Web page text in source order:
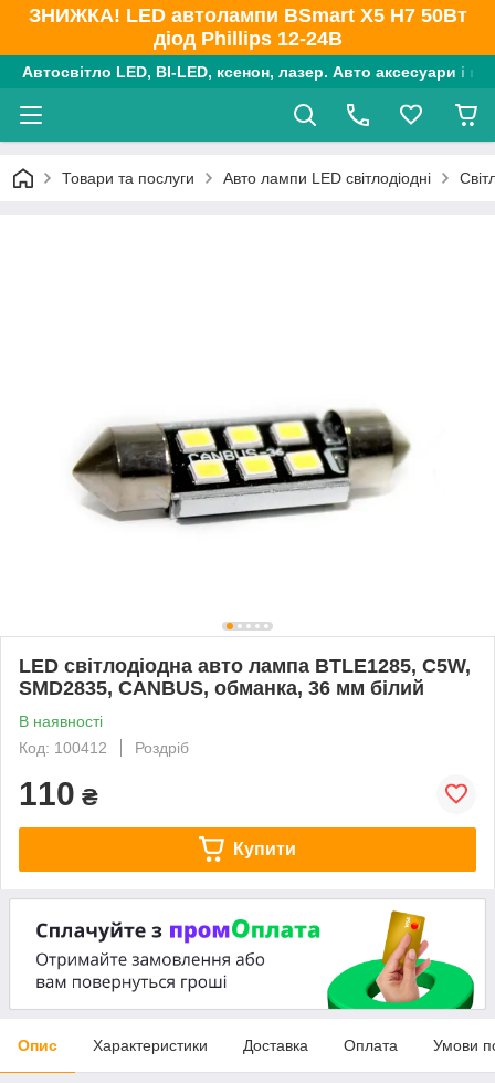
ЗНИЖКА! LED автолампи BSmart X5 H7 50Вт
діод Phillips 12-24В
Автосвітло LED, BI-LED, ксенон, лазер. Авто аксесуари і
Товари та послуги Авто лампи LED світлодіодні
LED світлодіодна авто лампа BTLE1285, C5W,
SMD2835, CANBUS, обманка, 36 мм білий
В наявності
Код: 100412
Роздріб
110 ₴
Купити
Опис Характеристики Доставка Оплата Умови